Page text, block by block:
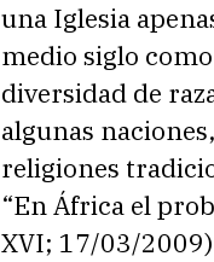
una Iglesia
medio siglo
diversidad de
algunas
religiones
“En África el
XVI; 17/03/2009)